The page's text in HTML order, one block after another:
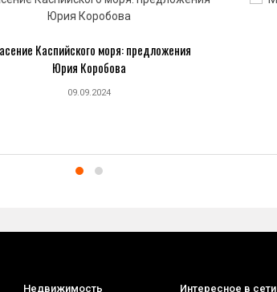
Каспийского моря: предложения
Юрия Коробова
09.09.2024
Недвижимость Интересное в сети